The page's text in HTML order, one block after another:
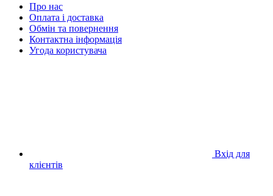
Про нас
Оплата і доставка
Обмін та повернення
Контактна інформація
Угода користувача
Вхід для
клієнтів